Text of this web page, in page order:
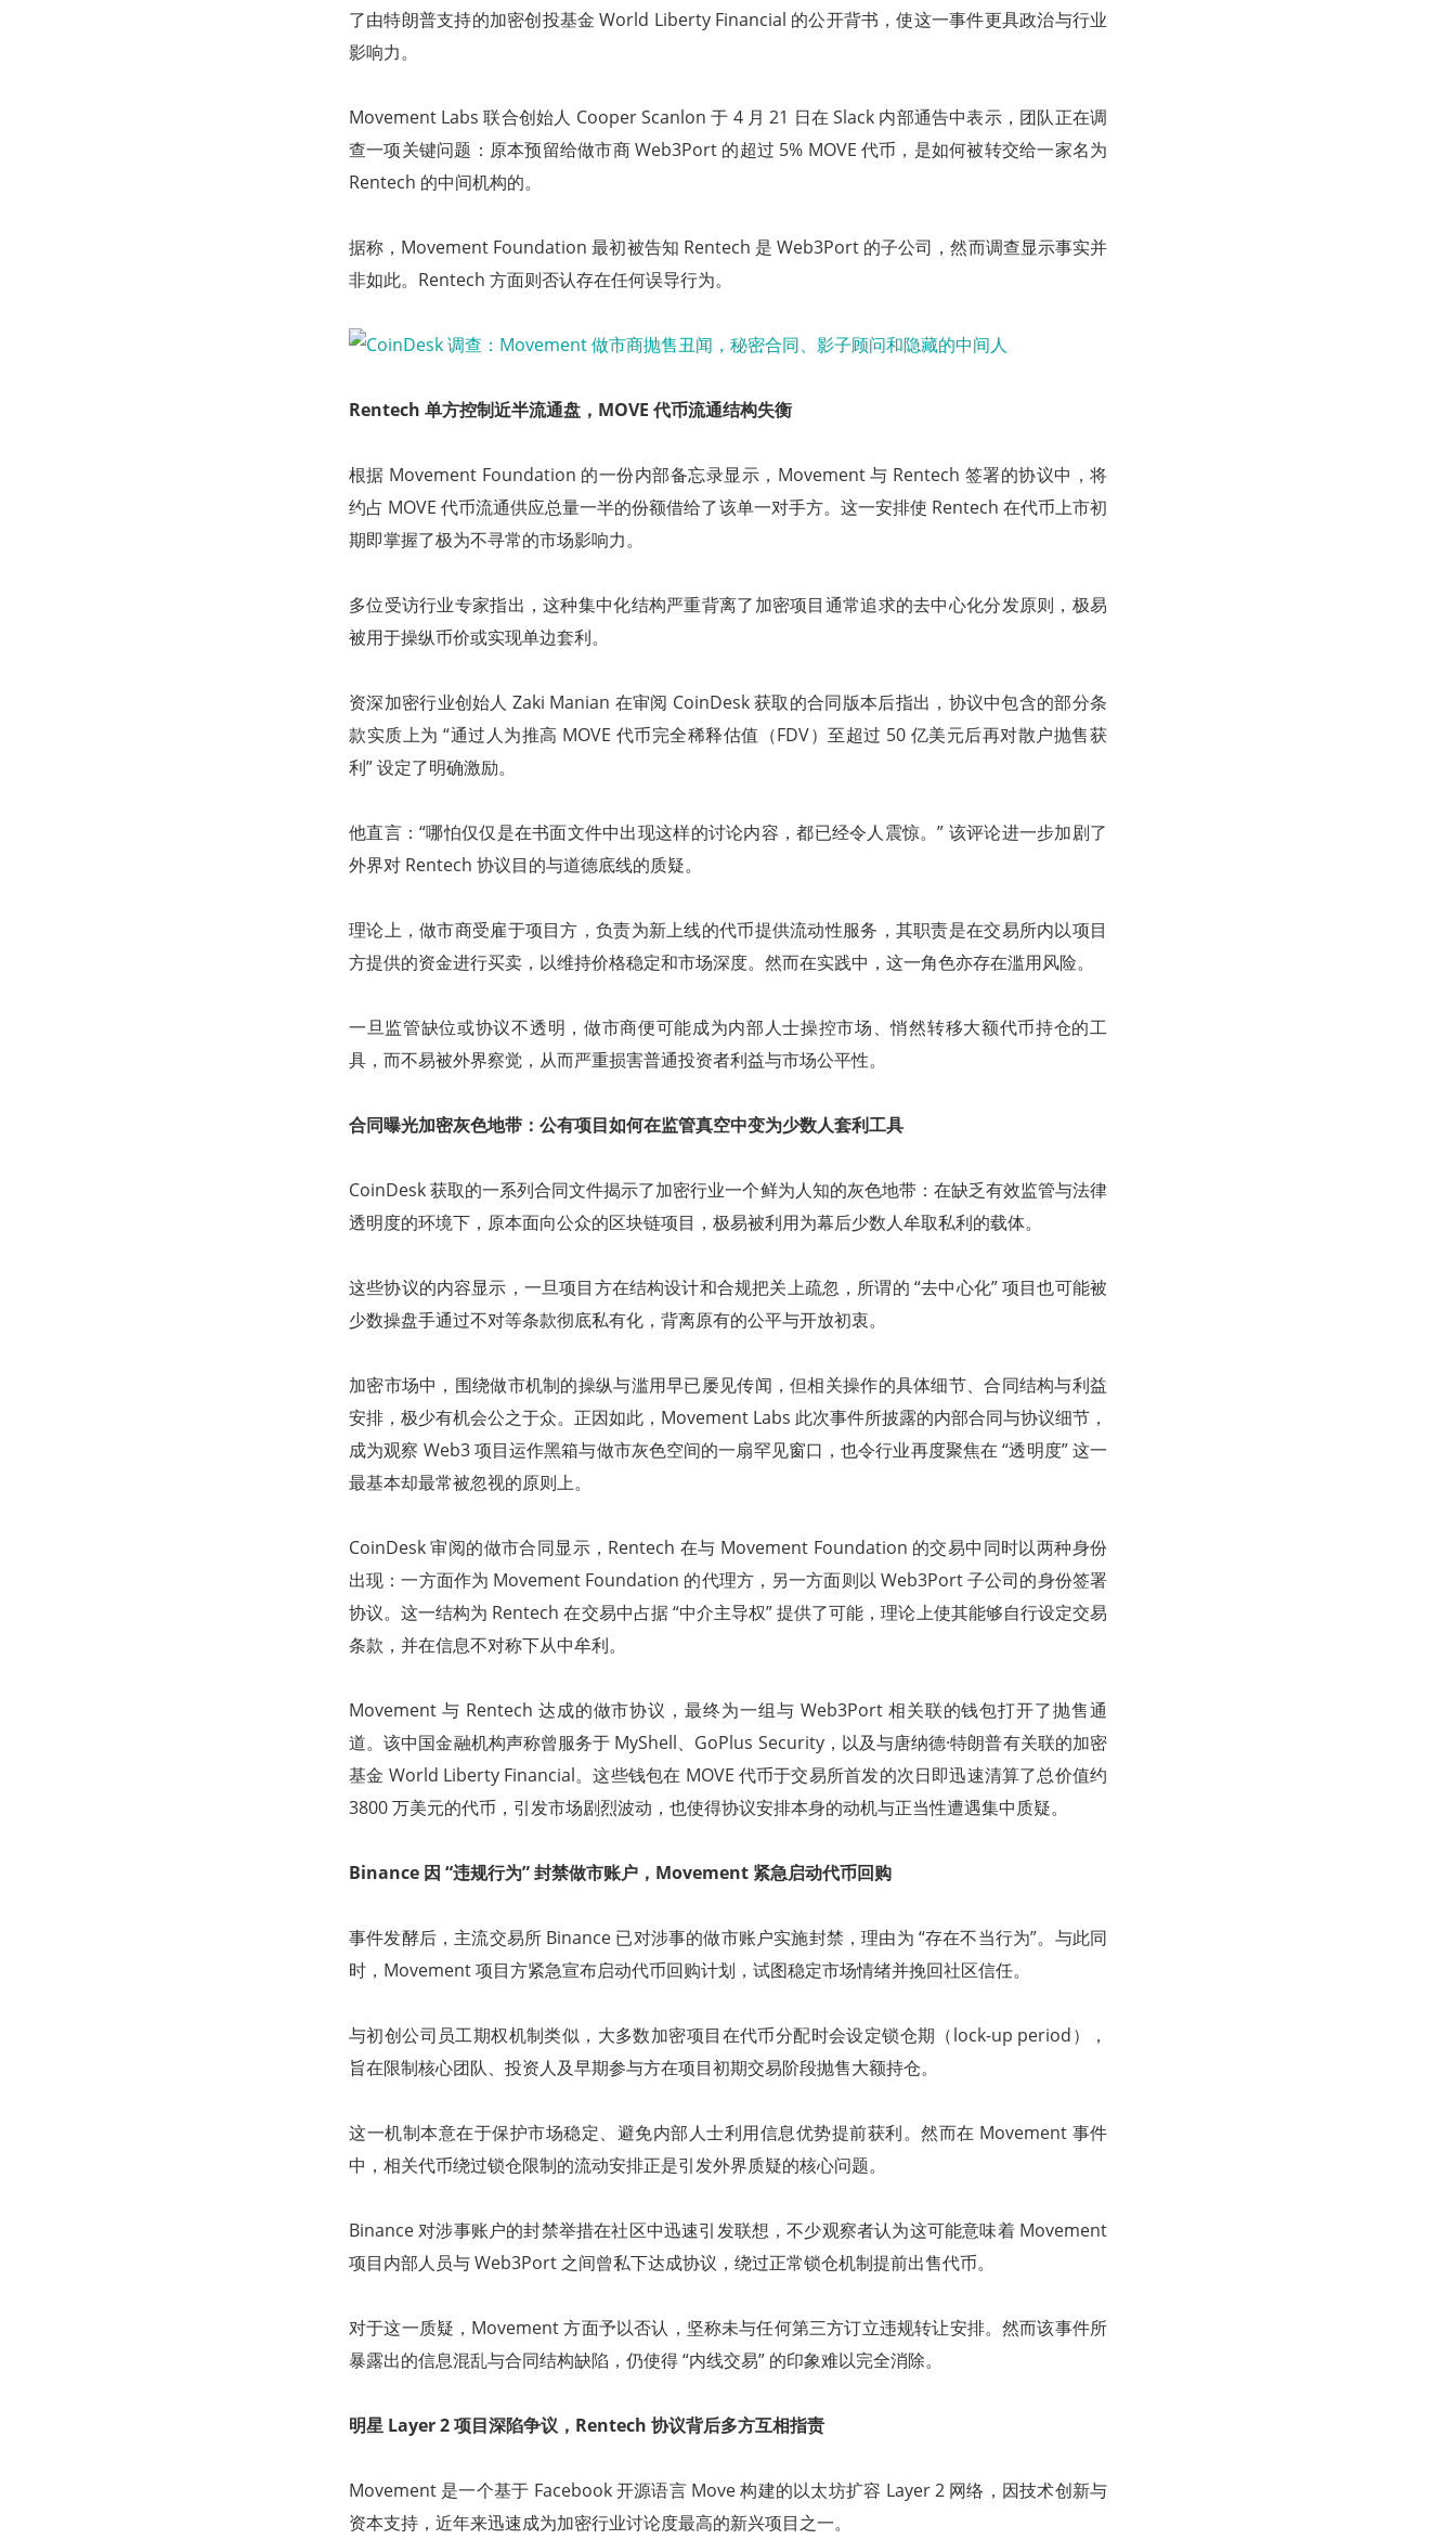
了由特朗普支持的加密创投基金 World Liberty Financial 的公开背书，使这一事件更具政治与行业
影响力。
Movement Labs 联合创始人 Cooper Scanlon 于 4 月 21 日在 Slack 内部通告中表示，团队正在调
查一项关键问题：原本预留给做市商 Web3Port 的超过 5% MOVE 代币，是如何被转交给一家名为
Rentech 的中间机构的。
据称，Movement Foundation 最初被告知 Rentech 是 Web3Port 的子公司，然而调查显示事实并
非如此。Rentech 方面则否认存在任何误导行为。
Rentech 单方控制近半流通盘，MOVE 代币流通结构失衡
根据 Movement Foundation 的一份内部备忘录显示，Movement 与 Rentech 签署的协议中，将
约占 MOVE 代币流通供应总量一半的份额借给了该单一对手方。这一安排使 Rentech 在代币上市初
期即掌握了极为不寻常的市场影响力。
多位受访行业专家指出，这种集中化结构严重背离了加密项目通常追求的去中心化分发原则，极易
被用于操纵币价或实现单边套利。
资深加密行业创始人 Zaki Manian 在审阅 CoinDesk 获取的合同版本后指出，协议中包含的部分条
款实质上为 “通过人为推高 MOVE 代币完全稀释估值（FDV）至超过 50 亿美元后再对散户抛售获
利” 设定了明确激励。
他直言：“哪怕仅仅是在书面文件中出现这样的讨论内容，都已经令人震惊。” 该评论进一步加剧了
外界对 Rentech 协议目的与道德底线的质疑。
理论上，做市商受雇于项目方，负责为新上线的代币提供流动性服务，其职责是在交易所内以项目
方提供的资金进行买卖，以维持价格稳定和市场深度。然而在实践中，这一角色亦存在滥用风险。
一旦监管缺位或协议不透明，做市商便可能成为内部人士操控市场、悄然转移大额代币持仓的工
具，而不易被外界察觉，从而严重损害普通投资者利益与市场公平性。
合同曝光加密灰色地带：公有项目如何在监管真空中变为少数人套利工具
CoinDesk 获取的一系列合同文件揭示了加密行业一个鲜为人知的灰色地带：在缺乏有效监管与法律
透明度的环境下，原本面向公众的区块链项目，极易被利用为幕后少数人牟取私利的载体。
这些协议的内容显示，一旦项目方在结构设计和合规把关上疏忽，所谓的 “去中心化” 项目也可能被
少数操盘手通过不对等条款彻底私有化，背离原有的公平与开放初衷。
加密市场中，围绕做市机制的操纵与滥用早已屡见传闻，但相关操作的具体细节、合同结构与利益
安排，极少有机会公之于众。正因如此，Movement Labs 此次事件所披露的内部合同与协议细节，
成为观察 Web3 项目运作黑箱与做市灰色空间的一扇罕见窗口，也令行业再度聚焦在 “透明度” 这一
最基本却最常被忽视的原则上。
CoinDesk 审阅的做市合同显示，Rentech 在与 Movement Foundation 的交易中同时以两种身份
出现：一方面作为 Movement Foundation 的代理方，另一方面则以 Web3Port 子公司的身份签署
协议。这一结构为 Rentech 在交易中占据 “中介主导权” 提供了可能，理论上使其能够自行设定交易
条款，并在信息不对称下从中牟利。
Movement 与 Rentech 达成的做市协议，最终为一组与 Web3Port 相关联的钱包打开了抛售通
道。该中国金融机构声称曾服务于 MyShell、GoPlus Security，以及与唐纳德·特朗普有关联的加密
基金 World Liberty Financial。这些钱包在 MOVE 代币于交易所首发的次日即迅速清算了总价值约
3800 万美元的代币，引发市场剧烈波动，也使得协议安排本身的动机与正当性遭遇集中质疑。
Binance 因 “违规行为” 封禁做市账户，Movement 紧急启动代币回购
事件发酵后，主流交易所 Binance 已对涉事的做市账户实施封禁，理由为 “存在不当行为”。与此同
时，Movement 项目方紧急宣布启动代币回购计划，试图稳定市场情绪并挽回社区信任。
与初创公司员工期权机制类似，大多数加密项目在代币分配时会设定锁仓期（lock-up period），
旨在限制核心团队、投资人及早期参与方在项目初期交易阶段抛售大额持仓。
这一机制本意在于保护市场稳定、避免内部人士利用信息优势提前获利。然而在 Movement 事件
中，相关代币绕过锁仓限制的流动安排正是引发外界质疑的核心问题。
Binance 对涉事账户的封禁举措在社区中迅速引发联想，不少观察者认为这可能意味着 Movement
项目内部人员与 Web3Port 之间曾私下达成协议，绕过正常锁仓机制提前出售代币。
对于这一质疑，Movement 方面予以否认，坚称未与任何第三方订立违规转让安排。然而该事件所
暴露出的信息混乱与合同结构缺陷，仍使得 “内线交易” 的印象难以完全消除。
明星 Layer 2 项目深陷争议，Rentech 协议背后多方互相指责
Movement 是一个基于 Facebook 开源语言 Move 构建的以太坊扩容 Layer 2 网络，因技术创新与
资本支持，近年来迅速成为加密行业讨论度最高的新兴项目之一。